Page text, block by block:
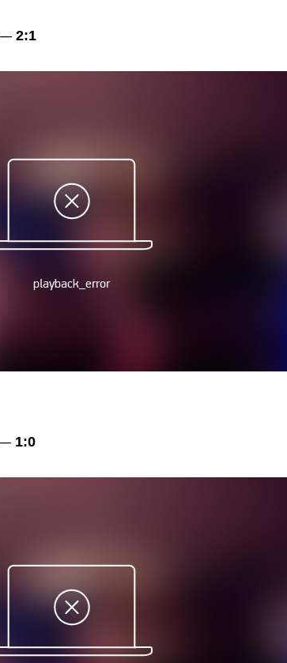
— 2:1
— 1:0